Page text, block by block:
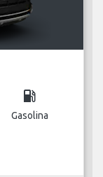
local_gas_station
Gasolina